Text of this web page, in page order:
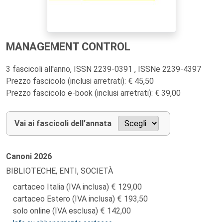
MANAGEMENT CONTROL
3 fascicoli all'anno, ISSN 2239-0391 , ISSNe 2239-4397
Prezzo fascicolo (inclusi arretrati): € 45,50
Prezzo fascicolo e-book (inclusi arretrati): € 39,00
Vai ai fascicoli dell’annata
Canoni 2026
BIBLIOTECHE, ENTI, SOCIETÀ
cartaceo Italia (IVA inclusa)
129,00
cartaceo Estero (IVA inclusa)
193,50
solo online (IVA esclusa)
142,00